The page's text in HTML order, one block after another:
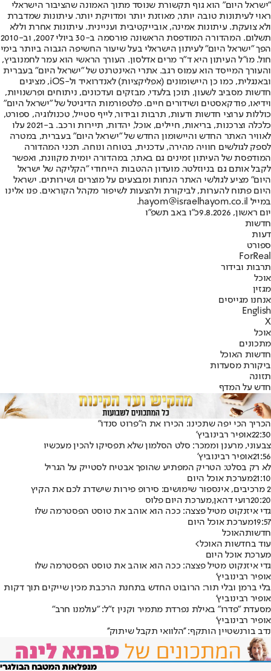
"ישראל היום" הוא גוף תקשורת שנוסד מתוך האמונה שהציבור הישראלי
ראוי לעיתונות טובה יותר, מאוזנת יותר ומדויקת יותר. עיתונות שמדברת
ולא צועקת. עיתונות אמינה, אובייקטיבית ועניינית. עיתונות אחרת וללא
תשלום. המהדורה המודפסת הראשונה פורסמה ב-30 ביולי 2007, וב-2010
הפך "ישראל היום" לעיתון הישראלי בעל שיעור החשיפה הגבוה ביותר בימי
חול. מו"ל העיתון היא ד"ר מרים אדלסון. העורך הראשי הוא עמר לחמנוביץ,
והעורך המייסד הוא עמוס רגב. אתרי האינטרנט של "ישראל היום" בעברית
ובאנגלית, כמו כן היישומונים (אפליקציות) לאנדרואיד ול-iOS, מציגים
חדשות מסביב לשעון, תוכן בלעדי, מבזקים ועדכונים, ניתוחים ופרשנויות,
וידיאו, פודקאסטים ושידורים חיים. פלטפורמות הדיגיטל של "ישראל היום"
כוללות ערוצי חדשות ודעות, תרבות ובידור, לייף סטייל, טכנולוגיה, ספורט,
כלכלה וצרכנות, בריאות, חיילים, אוכל, יהדות, תיירות ורכב. ב-2021 עלו
לאוויר האתר החדש והיישומון החדש של "ישראל היום" בעברית, במטרה
לספק לגולשים חוויה מהירה, עדכנית, בטוחה ונוחה. תכני המהדורה
המודפסת של העיתון זמינים גם באתר, במהדורה יומית מקוונת, ואפשר
לקבל אותם גם בניוזלטר. מועדון ההטבות הייחודי "הקליקה של ישראל
היום" מציע לגולשי האתר הנחות ומבצעים על מוצרים ושירותים. ישראל
היום פתוח להערות, לביקורת ולהצעות לשיפור מקהל הקוראים. פנו אלינו
במייל hayom@israelhayom.co.il.
יום ראשון, 9.8.2026
כ"ו באב תשפ"ו
חדשות
דעות
ספורט
ForReal
תרבות ובידור
אוכל
מגזין
אנחנו מגייסים
English
X
אוכל
מתכונים
חדשות האוכל
ביקורת מסעדות
תזונה
חדש על המדף
הכריך הכי יפה שתכינו: הכירו את ה"פרוט סנדו"
22:30אופיר רבינוביץ'
צבעוני, מרענן וממכר: סלט הסלמון שלא תפסיקו להכין מעכשיו
21:56אופיר רבינוביץ'
לא רק בסלט: הטריק המפתיע שהופך אבטיח לסטייק על הגריל
21:10מערכת אוכל היום
2 מרכיבים, אינספור שימושים: סירופ פירות שישדרג לכם את הקיץ
20:20רועי דהאן,מערכת היום פלוס
גדי איזנקוט מטיל פצצה: ככה הוא אוהב את טוסט הפסטרמה שלו
19:57מערכת אוכל היום
חדשותהאוכל
עוד בחדשות האוכל>
מערכת אוכל היום
גדי איזנקוט מטיל פצצה: ככה הוא אוהב את טוסט הפסטרמה שלו
אופיר רבינוביץ'
בלי ברמן ובלי תור: הרובוט החדש בתחנת הרכבת מכין שייקים תוך דקות
אופיר רבינוביץ'
מסעדת "פדרו" באילת נפרדת מתמיר וקנין ז"ל: "עולמנו חרב"
אופיר רבינוביץ'
נדב בורנשטיין הותקף: ''הלוואי תקבל שיתוק''